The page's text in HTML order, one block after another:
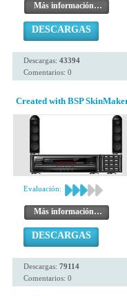
Más información…
DESCARGAS
Descargas: 43394
Comentarios: 0
Created with BSP
Evaluación:
Más información…
DESCARGAS
Descargas: 79114
Comentarios: 0